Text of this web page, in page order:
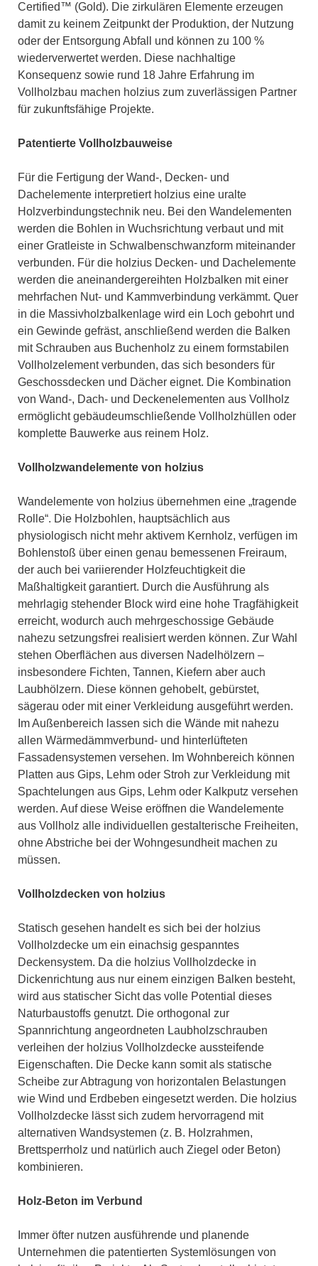
Certified™ (Gold). Die zirkulären Elemente erzeugen
damit zu keinem Zeitpunkt der Produktion, der Nutzung
oder der Entsorgung Abfall und können zu 100 %
wiederverwertet werden. Diese nachhaltige
Konsequenz sowie rund 18 Jahre Erfahrung im
Vollholzbau machen holzius zum zuverlässigen Partner
für zukunftsfähige Projekte.
Patentierte Vollholzbauweise
Für die Fertigung der Wand-, Decken- und
Dachelemente interpretiert holzius eine uralte
Holzverbindungstechnik neu. Bei den Wandelementen
werden die Bohlen in Wuchsrichtung verbaut und mit
einer Gratleiste in Schwalbenschwanzform miteinander
verbunden. Für die holzius Decken- und Dachelemente
werden die aneinandergereihten Holzbalken mit einer
mehrfachen Nut- und Kammverbindung verkämmt. Quer
in die Massivholzbalkenlage wird ein Loch gebohrt und
ein Gewinde gefräst, anschließend werden die Balken
mit Schrauben aus Buchenholz zu einem formstabilen
Vollholzelement verbunden, das sich besonders für
Geschossdecken und Dächer eignet. Die Kombination
von Wand-, Dach- und Deckenelementen aus Vollholz
ermöglicht gebäudeumschließende Vollholzhüllen oder
komplette Bauwerke aus reinem Holz.
Vollholzwandelemente von holzius
Wandelemente von holzius übernehmen eine „tragende
Rolle“. Die Holzbohlen, hauptsächlich aus
physiologisch nicht mehr aktivem Kernholz, verfügen im
Bohlenstoß über einen genau bemessenen Freiraum,
der auch bei variierender Holzfeuchtigkeit die
Maßhaltigkeit garantiert. Durch die Ausführung als
mehrlagig stehender Block wird eine hohe Tragfähigkeit
erreicht, wodurch auch mehrgeschossige Gebäude
nahezu setzungsfrei realisiert werden können. Zur Wahl
stehen Oberflächen aus diversen Nadelhölzern –
insbesondere Fichten, Tannen, Kiefern aber auch
Laubhölzern. Diese können gehobelt, gebürstet,
sägerau oder mit einer Verkleidung ausgeführt werden.
Im Außenbereich lassen sich die Wände mit nahezu
allen Wärmedämmverbund- und hinterlüfteten
Fassadensystemen versehen. Im Wohnbereich können
Platten aus Gips, Lehm oder Stroh zur Verkleidung mit
Spachtelungen aus Gips, Lehm oder Kalkputz versehen
werden. Auf diese Weise eröffnen die Wandelemente
aus Vollholz alle individuellen gestalterische Freiheiten,
ohne Abstriche bei der Wohngesundheit machen zu
müssen.
Vollholzdecken von holzius
Statisch gesehen handelt es sich bei der holzius
Vollholzdecke um ein einachsig gespanntes
Deckensystem. Da die holzius Vollholzdecke in
Dickenrichtung aus nur einem einzigen Balken besteht,
wird aus statischer Sicht das volle Potential dieses
Naturbaustoffs genutzt. Die orthogonal zur
Spannrichtung angeordneten Laubholzschrauben
verleihen der holzius Vollholzdecke aussteifende
Eigenschaften. Die Decke kann somit als statische
Scheibe zur Abtragung von horizontalen Belastungen
wie Wind und Erdbeben eingesetzt werden. Die holzius
Vollholzdecke lässt sich zudem hervorragend mit
alternativen Wandsystemen (z. B. Holzrahmen,
Brettsperrholz und natürlich auch Ziegel oder Beton)
kombinieren.
Holz-Beton im Verbund
Immer öfter nutzen ausführende und planende
Unternehmen die patentierten Systemlösungen von